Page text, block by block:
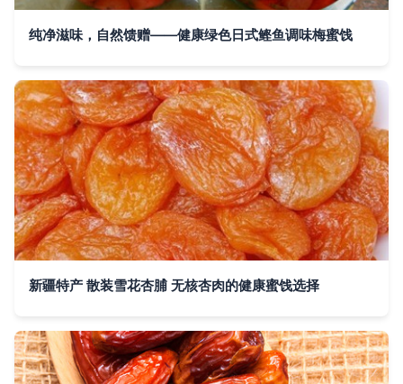
纯净滋味，自然馈赠——健康绿色日式鲣鱼调味梅蜜饯
新疆特产 散装雪花杏脯 无核杏肉的健康蜜饯选择